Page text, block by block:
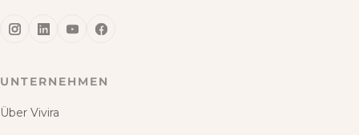
UNTERNEHMEN
Über Vivira